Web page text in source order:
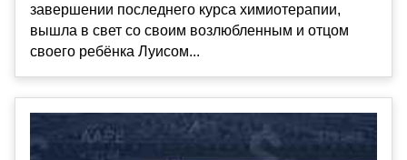
завершении последнего курса химиотерапии,
вышла в свет со своим возлюбленным и отцом
своего ребёнка Луисом...